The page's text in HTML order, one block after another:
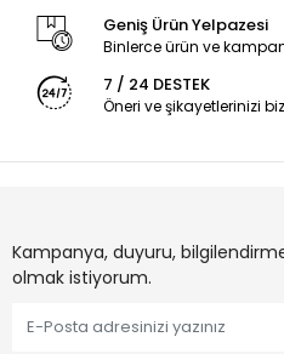
Geniş Ürün Yelpazesi
Binlerce ürün ve
7 / 24 DESTEK
Öneri ve şikayetlerinizi
Kampanya, duyuru,
olmak istiyorum.